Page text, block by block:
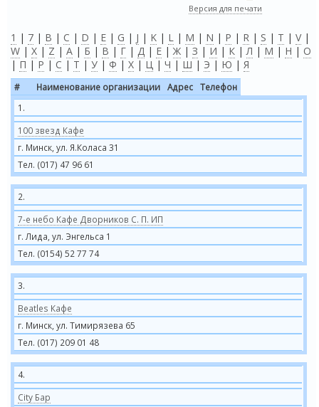
Версия для печати
1 | 7 | B | C | D | E | G | J | K | L | M | N | P | R | S | T | V|
W | X | Z | А | Б | В | Г | Д | Е | Ж | З | И | К |Л | М | Н | О
| П | Р | С | Т | У | Ф | Х | Ц | Ч | Ш | Э | Ю | Я
# Наименование организации Адрес
Телефон
1.
100 звезд Кафе
г. Минск, ул. Я.Коласа 31
Тел. (017) 47 96 61
2.
7-е небо Кафе Дворников С. П. ИП
г. Лида, ул. Энгельса 1
Тел. (0154) 52 77 74
3.
Beatles Кафе
г. Минск, ул. Тимирязева 65
Тел. (017) 209 01 48
4.
City Бар